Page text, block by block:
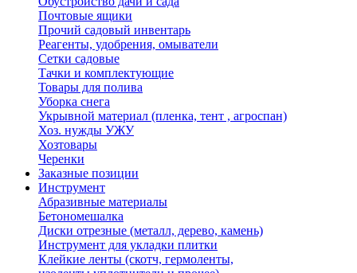
Почтовые ящики
Прочий садовый инвентарь
Реагенты, удобрения, омыватели
Сетки садовые
Тачки и комплектующие
Товары для полива
Уборка снега
Укрывной материал (пленка, тент , агроспан)
Хоз. нужды УЖУ
Хозтовары
Черенки
Заказные позиции
Инструмент
Абразивные материалы
Бетономешалка
Диски отрезные (металл, дерево, камень)
Инструмент для укладки плитки
Клейкие ленты (скотч, гермоленты,